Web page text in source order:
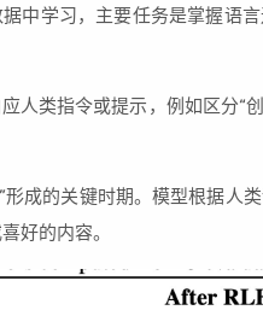
中学习，主要任务是掌握语
人类指令或提示，例如区分“
形成的关键时期。模型根据人
好的内容。